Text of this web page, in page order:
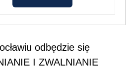
odbędzie się
I ZWALNIANIE